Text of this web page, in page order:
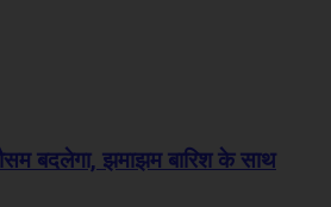
बदलेगा, झमाझम बारिश के साथ